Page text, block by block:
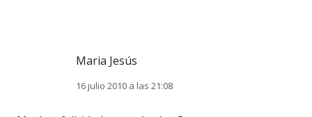
Maria Jesús
16 julio 2010 a las 21:08